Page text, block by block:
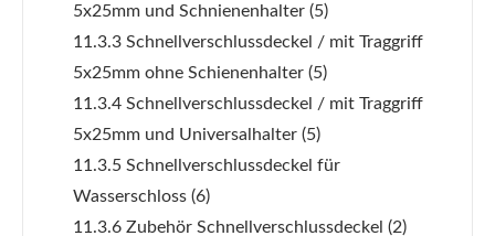
5x25mm und Schnienenhalter (5)
11.3.3 Schnellverschlussdeckel / mit Traggriff
5x25mm ohne Schienenhalter (5)
11.3.4 Schnellverschlussdeckel / mit Traggriff
5x25mm und Universalhalter (5)
11.3.5 Schnellverschlussdeckel für
Wasserschloss (6)
11.3.6 Zubehör Schnellverschlussdeckel (2)